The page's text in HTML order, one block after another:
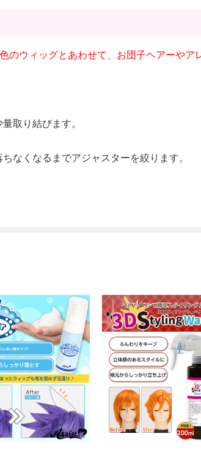
ウィッグとあわせて、お団子ヘアーやア
取り結びます。
なくなるまでアジャスターを絞ります。